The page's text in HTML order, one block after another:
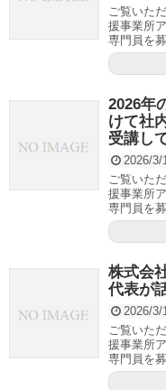
ご覧いた
援事業所
専門員を
2026年
けて社
受講し
2026/3/
ご覧いた
援事業所
専門員を
株式会
代表が
2026/3/
ご覧いた
援事業所
専門員を